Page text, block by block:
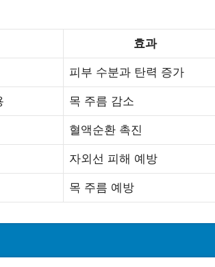
효과
피부 수분과 탄력 증가
목 주름 감소
혈액순환 촉진
자외선 피해 예방
목 주름 예방